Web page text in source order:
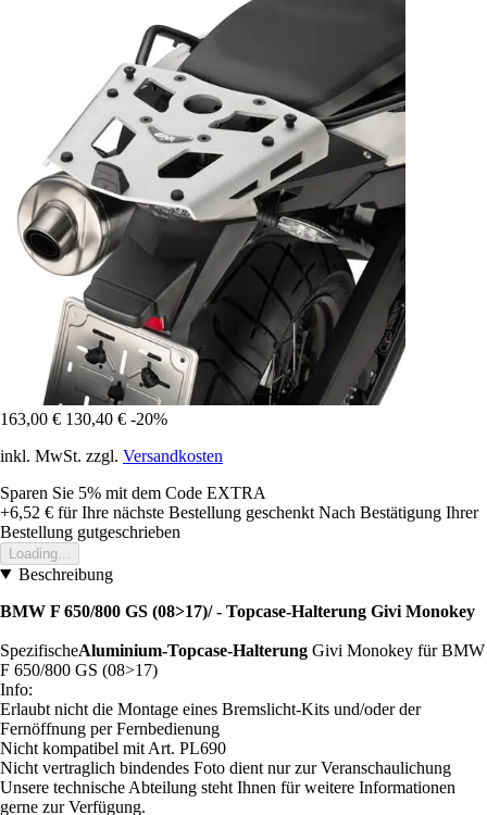
163,00 € 130,40 € -20%
inkl. MwSt. zzgl. Versandkosten
Sparen Sie 5% mit dem Code EXTRA
+6,52 € für Ihre nächste Bestellung geschenkt Nach Bestätigung Ihrer
Bestellung gutgeschrieben
Loading...
Beschreibung
BMW F 650/800 GS (08>17)/ - Topcase-Halterung Givi Monokey
SpezifischeAluminium-Topcase-Halterung Givi Monokey für BMW
F 650/800 GS (08>17)
Info:
Erlaubt nicht die Montage eines Bremslicht-Kits und/oder der
Fernöffnung per Fernbedienung
Nicht kompatibel mit Art. PL690
Nicht vertraglich bindendes Foto dient nur zur Veranschaulichung
Unsere technische Abteilung steht Ihnen für weitere Informationen
gerne zur Verfügung.